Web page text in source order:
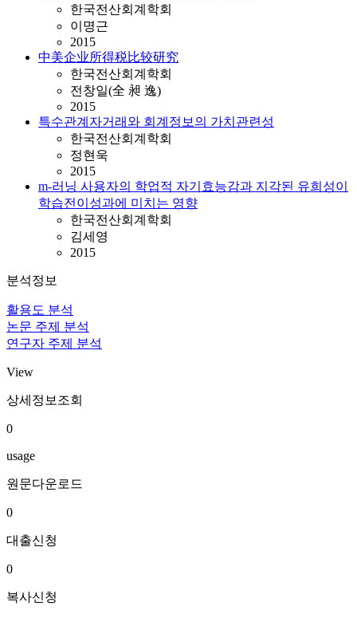
한국전산회계학회
이명근
2015
中美企业所得税比较研究
한국전산회계학회
전창일(全 昶 逸)
2015
특수관계자거래와 회계정보의 가치관련성
한국전산회계학회
정현욱
2015
m-러닝 사용자의 학업적 자기효능감과 지각된 유희성이
학습전이성과에 미치는 영향
한국전산회계학회
김세영
2015
분석정보
활용도 분석
논문 주제 분석
연구자 주제 분석
View
상세정보조회
0
usage
원문다운로드
0
대출신청
0
복사신청